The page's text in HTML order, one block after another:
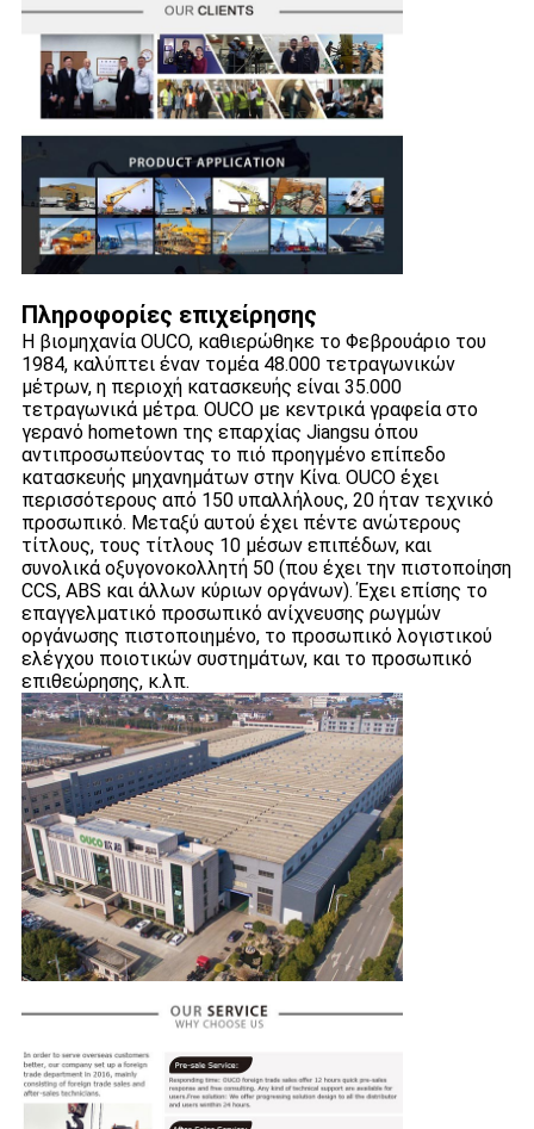
Πληροφορίες επιχείρησης
Η βιομηχανία OUCO, καθιερώθηκε το Φεβρουάριο του
1984, καλύπτει έναν τομέα 48.000 τετραγωνικών
μέτρων, η περιοχή κατασκευής είναι 35.000
τετραγωνικά μέτρα. OUCO με κεντρικά γραφεία στο
γερανό hometown της επαρχίας Jiangsu όπου
αντιπροσωπεύοντας το πιό προηγμένο επίπεδο
κατασκευής μηχανημάτων στην Κίνα. OUCO έχει
περισσότερους από 150 υπαλλήλους, 20 ήταν τεχνικό
προσωπικό. Μεταξύ αυτού έχει πέντε ανώτερους
τίτλους, τους τίτλους 10 μέσων επιπέδων, και
συνολικά οξυγονοκολλητή 50 (που έχει την πιστοποίηση
CCS, ABS και άλλων κύριων οργάνων). Έχει επίσης το
επαγγελματικό προσωπικό ανίχνευσης ρωγμών
οργάνωσης πιστοποιημένο, το προσωπικό λογιστικού
ελέγχου ποιοτικών συστημάτων, και το προσωπικό
επιθεώρησης, κ.λπ.